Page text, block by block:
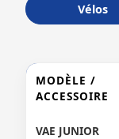
Vélos
MODÈLE /
ACCESSOIRE
VAE JUNIOR